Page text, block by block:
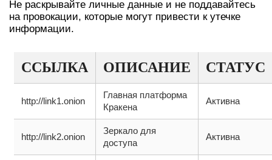
Не раскрывайте личные данные и не поддавайтесь
на провокации, которые могут привести к утечке
информации.
ССЫЛКА ОПИСАНИЕ СТАТУС
http://link1.onion
Главная платформа
Кракена
Активна
http://link2.onion
Зеркало для
доступа
Активна